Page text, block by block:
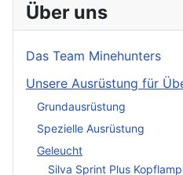
Über uns
Das Team Minehunters
Unsere Ausrüstung für
Grundausrüstung
Spezielle Ausrüstung
Geleucht
Silva Sprint Plus